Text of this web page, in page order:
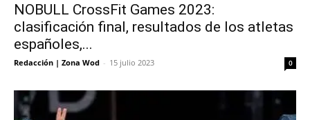
NOBULL CrossFit Games 2023:
clasificación final, resultados de los atletas
españoles,...
Redacción | Zona Wod - 15 julio 2023 0